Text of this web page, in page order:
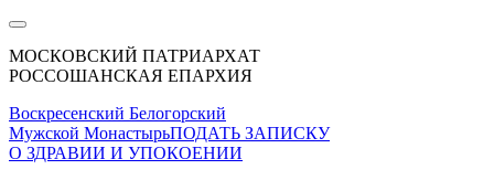
МОСКОВСКИЙ ПАТРИАРХАТ
РОССОШАНСКАЯ ЕПАРХИЯ
Воскресенский Белогорский
Мужской МонастырьПОДАТЬ ЗАПИСКУ
О ЗДРАВИИ И УПОКОЕНИИ